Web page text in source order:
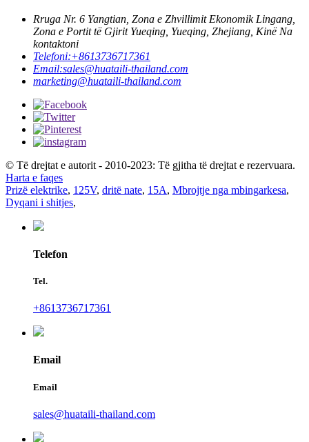
Rruga Nr. 6 Yangtian, Zona e Zhvillimit Ekonomik Lingang,
Zona e Portit të Gjirit Yueqing, Yueqing, Zhejiang, Kinë Na
kontaktoni
Telefoni:+8613736717361
Email:sales@huataili-thailand.com
marketing@huataili-thailand.com
© Të drejtat e autorit - 2010-2023: Të gjitha të drejtat e rezervuara.
Harta e faqes
Prizë elektrike, 125V, dritë nate, 15A, Mbrojtje nga mbingarkesa,
Dyqani i shitjes,
Telefon
Tel.
+8613736717361
Email
Email
sales@huataili-thailand.com